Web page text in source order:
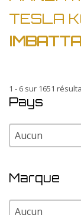
TESLA
1 - 6 sur 1651
Pays
Pays
Pays
Marque
Marque
Marque